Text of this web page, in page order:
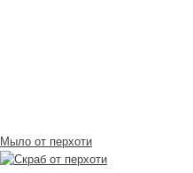
Мыло от перхоти